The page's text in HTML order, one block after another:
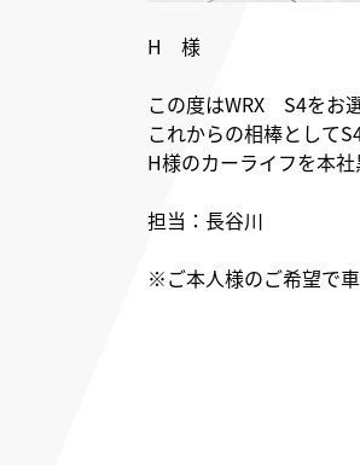
H 様
この度はWRX S4をお
これからの相棒として
H様のカーライフを本社
担当：長谷川
※ご本人様のご希望で車